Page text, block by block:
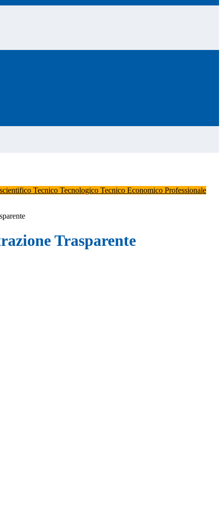
Tecnico Tecnologico Tecnico Economico Professionale
Trasparente